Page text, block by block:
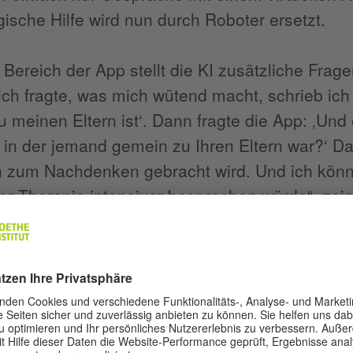
Hilfe wird nun durch Roboter ersetzt.
Bereich der App stellt die KI zusätzliche
fragte, was mich wütend macht, schrieb
meinen Eltern ist‘. Dann fragte die App:
der jemand gemein zu Ihren Eltern war?‘
zum Nachdenken gebracht wird. Und ich
Therapie intensiver besprechen würde“,
Sie hat vor kurzem angefangen, sie zu
zu ihrer traditionellen Therapie ging. Ihr
für Vos überflutet. Und weil Patricia
angeboten wurde, bezahlte sie
im Jahr. „Aber Vos passt nicht so gut zu
finde ich gut für Leute, die noch